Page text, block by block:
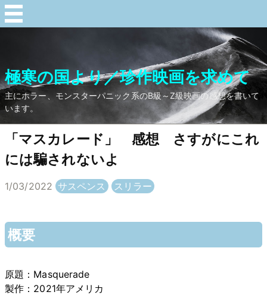
極寒の国より／珍作映画を求めて
主にホラー、モンスターパニック系のB級～Z級映画の感想を書いて
います。
「マスカレード」 感想 さすがにこれ
には騙されないよ
1/03/2022 サスペンス スリラー
概要
原題：Masquerade
製作：2021年アメリカ